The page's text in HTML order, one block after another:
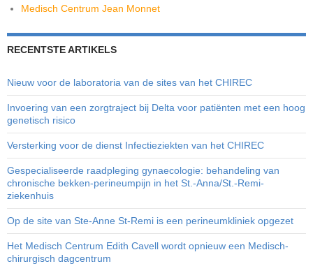
Medisch Centrum Jean Monnet
RECENTSTE ARTIKELS
Nieuw voor de laboratoria van de sites van het CHIREC
Invoering van een zorgtraject bij Delta voor patiënten met een hoog
genetisch risico
Versterking voor de dienst Infectieziekten van het CHIREC
Gespecialiseerde raadpleging gynaecologie: behandeling van
chronische bekken-perineumpijn in het St.-Anna/St.-Remi-
ziekenhuis
Op de site van Ste-Anne St-Remi is een perineumkliniek opgezet
Het Medisch Centrum Edith Cavell wordt opnieuw een Medisch-
chirurgisch dagcentrum